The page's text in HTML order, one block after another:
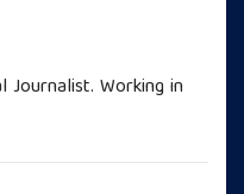
Journalist. Working in